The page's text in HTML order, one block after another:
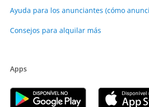
Ayuda para los anunciantes (cómo
Consejos para alquilar más
Apps